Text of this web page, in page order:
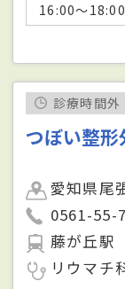
16:00～18:00
診療時間外
つぼい整
愛知県尾
0561-55-
藤が丘駅
リウマチ